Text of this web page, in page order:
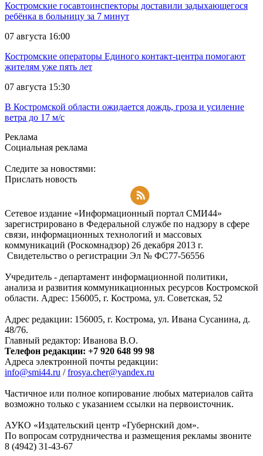
Костромские госавтоинспекторы доставили задыхающегося
ребёнка в больницу за 7 минут
07 августа 16:00
Костромские операторы Единого контакт-центра помогают
жителям уже пять лет
07 августа 15:30
В Костромской области ожидается дождь, гроза и усиление
ветра до 17 м/с
Реклама
Социальная реклама
Следите за новостями:
Прислать новость
Сетевое издание «Информационный портал СМИ44»
зарегистрировано в Федеральной службе по надзору в сфере
связи, информационных технологий и массовых
коммуникаций (Роскомнадзор) 26 декабря 2013 г.
Свидетельство о регистрации Эл № ФC77-56556
Учредитель - департамент информационной политики,
анализа и развития коммуникационных ресурсов Костромской
области. Адрес: 156005, г. Кострома, ул. Советская, 52
Адрес редакции: 156005, г. Кострома, ул. Ивана Сусанина, д.
48/76.
Главный редактор: Иванова В.О.
Телефон редакции: +7 920 648 99 98
Адреса электронной почты редакции:
info@smi44.ru /frosya.cher@yandex.ru
Частичное или полное копирование любых материалов сайта
возможно только с указанием ссылки на первоисточник.
АУКО «Издательский центр «Губернский дом».
По вопросам сотрудничества и размещения рекламы звоните
8 (4942) 31-43-67